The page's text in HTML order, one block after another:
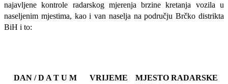
najavljene kontrole radarskog mjerenja brzine kretanja vozila u
naseljenim mjestima, kao i van naselja na području Brčko distrikta
BiH i to:
DAN / D A T U M VRIJEME
MJESTO RADARSKE